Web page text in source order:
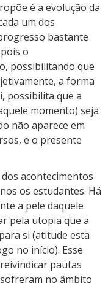
é a evolução da
um dos
bastante
o
possibilitando que
a forma
possibilita que a
momento) seja
não aparece em
e o presente
acontecimentos
os estudantes. Há
a pele daquele
pela utopia que a
si (atitude esta
no início). Esse
pautas
no âmbito